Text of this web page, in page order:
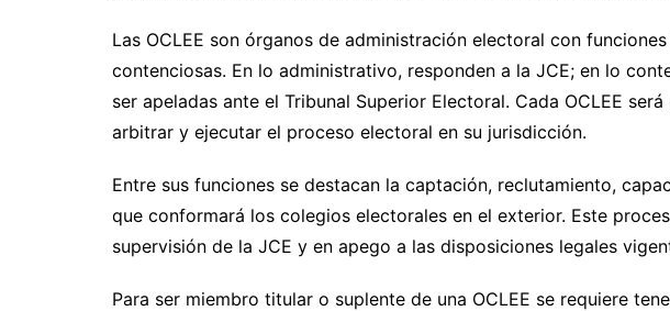
Las OCLEE son órganos de administración electoral con
contenciosas. En lo administrativo, responden a la JCE; en lo
ser apeladas ante el Tribunal Superior Electoral. Cada OCLEE
arbitrar y ejecutar el proceso electoral en su jurisdicción.
Entre sus funciones se destacan la captación, reclutamiento,
que conformará los colegios electorales en el exterior. Este
supervisión de la JCE y en apego a las disposiciones legales
Para ser miembro titular o suplente de una OCLEE se requiere